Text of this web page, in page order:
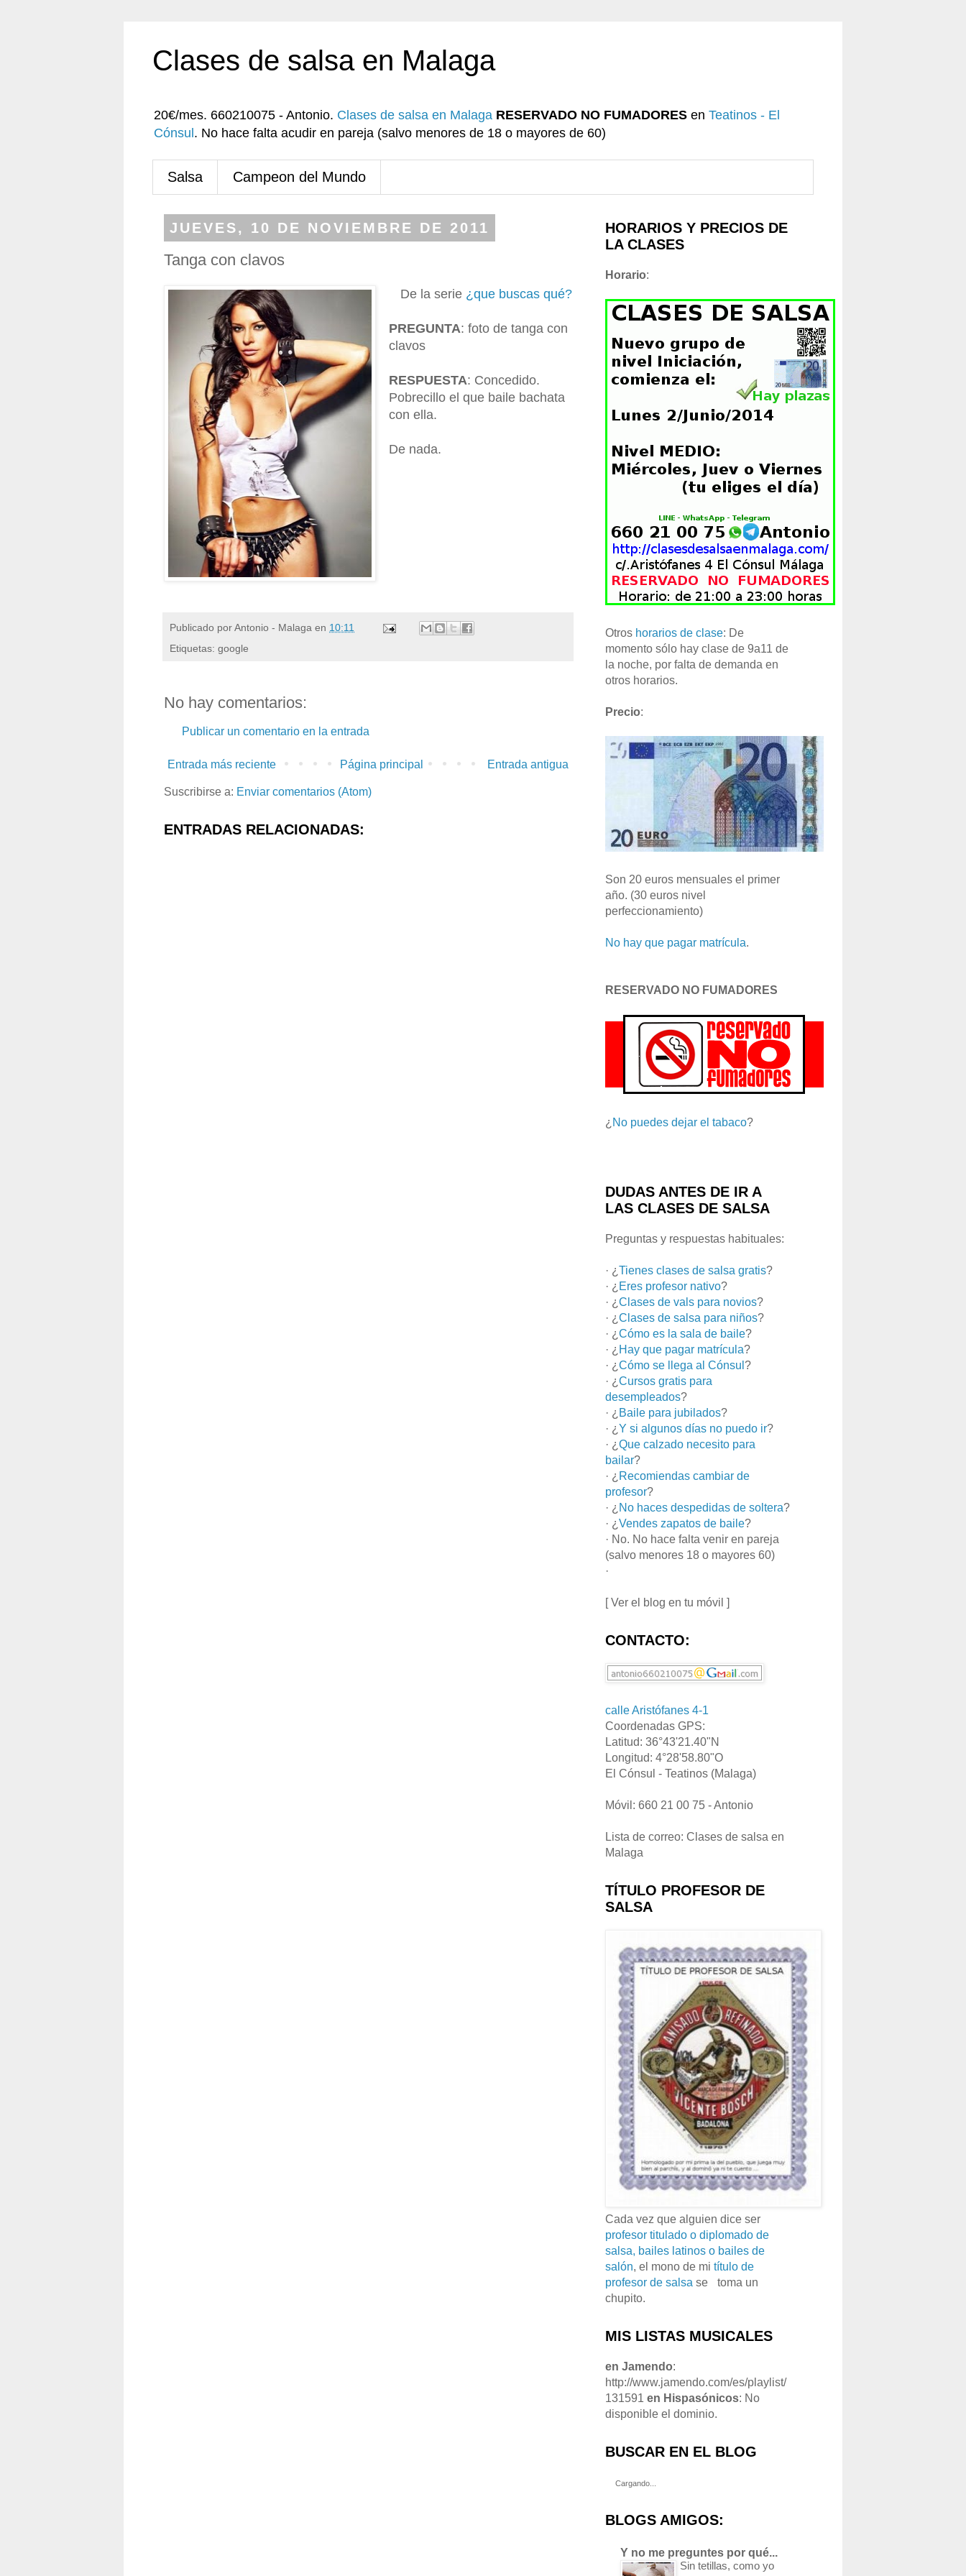
Clases de salsa en Malaga
20€/mes. 660210075 - Antonio. Clases de salsa en Malaga RESERVADO NO FUMADORES en Teatinos - El
Cónsul . No hace falta acudir en pareja (salvo menores de 18 o mayores de 60)
Salsa Campeon del Mundo
JUEVES, 10 DE NOVIEMBRE DE 2011
Tanga con clavos
De la serie ¿que buscas qué?
PREGUNTA: foto de tanga con
clavos
RESPUESTA: Concedido.
Pobrecillo el que baile bachata
con ella.
De nada.
Publicado porAntonio - Malaga en 10:11
Etiquetas: google
No hay comentarios:
Publicar un comentario en la entrada
Entrada más reciente Entrada antigua
Página principal
Suscribirse a: Enviar comentarios (Atom)
ENTRADAS RELACIONADAS:
HORARIOS Y PRECIOS DE
LA CLASES
Horario:
Otros horarios de clase: De
momento sólo hay clase de 9a11 de
la noche, por falta de demanda en
otros horarios.
Precio:
Son 20 euros mensuales el primer
año. (30 euros nivel
perfeccionamiento)
No hay que pagar matrícula.
RESERVADO NO FUMADORES
¿ No puedes dejar el tabaco?
DUDAS ANTES DE IR A
LAS CLASES DE SALSA
Preguntas y respuestas habituales:
· ¿ Tienes clases de salsa gratis?
· ¿ Eres profesor nativo?
· ¿ Clases de vals para novios?
· ¿ Clases de salsa para niños?
· ¿ Cómo es la sala de baile?
· ¿ Hay que pagar matrícula?
· ¿ Cómo se llega al Cónsul ?
· ¿ Cursos gratis para
desempleados?
· ¿ Baile para jubilados?
· ¿ Y si algunos días no puedo ir?
· ¿ Que calzado necesito para
bailar?
· ¿ Recomiendas cambiar de
profesor?
· ¿ No haces despedidas de soltera?
· ¿ Vendes zapatos de baile?
· No. No hace falta venir en pareja
(salvo menores 18 o mayores 60)
·
[ Ver el blog en tu móvil ]
CONTACTO:
calle Aristófanes 4-1
Coordenadas GPS:
Latitud: 36°43'21.40"N
Longitud: 4°28'58.80"O
El Cónsul - Teatinos (Malaga)
Móvil: 660 21 00 75 - Antonio
Lista de correo: Clases de salsa en
Malaga
TÍTULO PROFESOR DE
SALSA
Cada vez que alguien dice ser
profesor titulado o diplomado de
salsa, bailes latinos o bailes de
salón, el mono de mi título de
profesor de salsa se
toma un
chupito.
MIS LISTAS MUSICALES
en Jamendo:
http://www.jamendo.com/es/playlist/
131591 en Hispasónicos: No
disponible el dominio.
BUSCAR EN EL BLOG
Cargando...
BLOGS AMIGOS:
Y no me preguntes por qué...
Sin tetillas, como yo